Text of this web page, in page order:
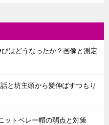
はどうなったか？画像と測定
と坊主頭から髪伸ばすつもり
ットベレー帽の弱点と対策